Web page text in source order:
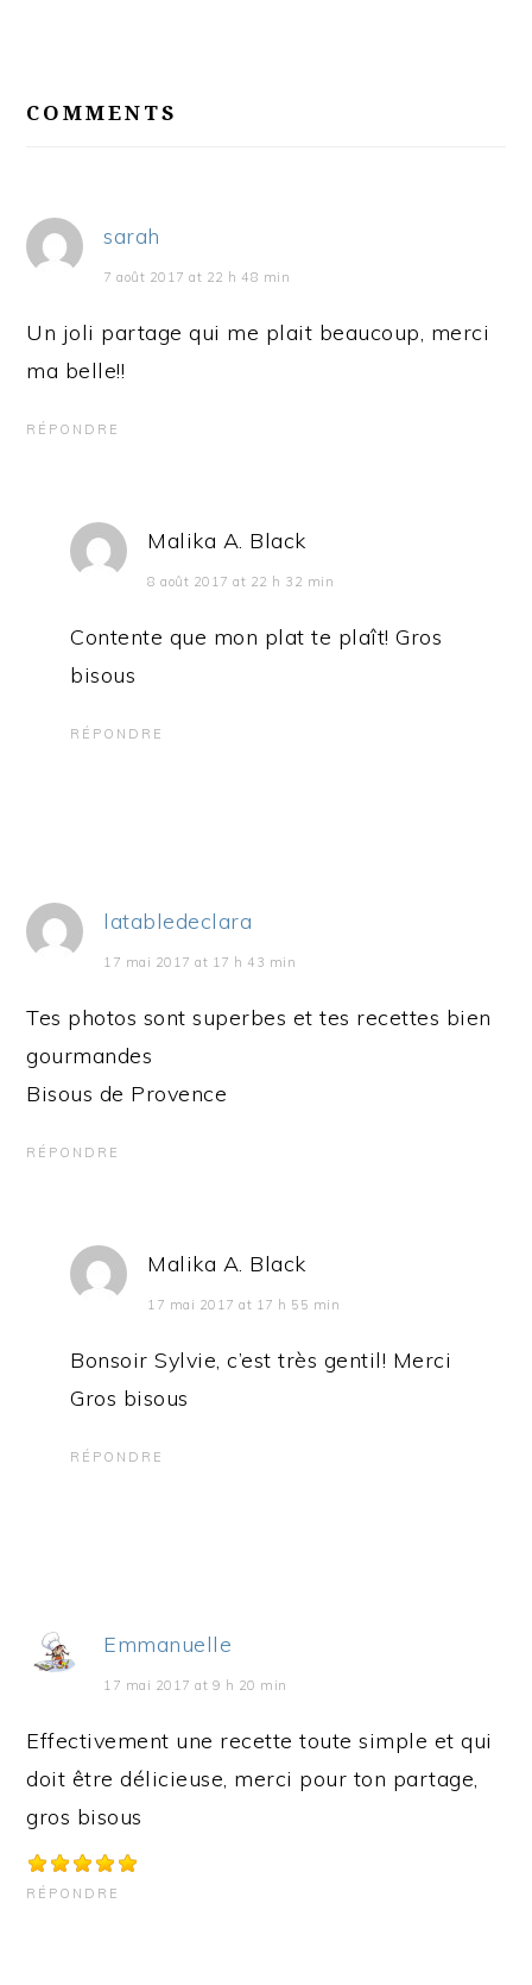
INTERACTIONS
COMMENTS
sarah
7 août 2017 at 22 h 48 min
Un joli partage qui me plait beaucoup, merci
ma belle!!
RÉPONDRE
Malika A. Black
8 août 2017 at 22 h 32 min
Contente que mon plat te plaît! Gros
bisous
RÉPONDRE
latabledeclara
17 mai 2017 at 17 h 43 min
Tes photos sont superbes et tes recettes bien
gourmandes
Bisous de Provence
RÉPONDRE
Malika A. Black
17 mai 2017 at 17 h 55 min
Bonsoir Sylvie, c’est très gentil! Merci
Gros bisous
RÉPONDRE
Emmanuelle
17 mai 2017 at 9 h 20 min
Effectivement une recette toute simple et qui
doit être délicieuse, merci pour ton partage,
gros bisous
RÉPONDRE